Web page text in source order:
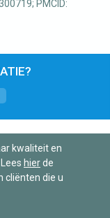
PMCID:
kwaliteit en
hierde
cliënten die u